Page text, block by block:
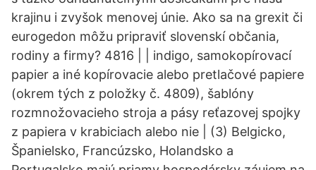
krajinu i zvyšok menovej únie. Ako sa na grexit či
eurogedon môžu pripraviť slovenskí občania,
rodiny a firmy? 4816 | | indigo, samokopírovací
papier a iné kopírovacie alebo pretlačové papiere
(okrem tých z položky č. 4809), šablóny
rozmnožovacieho stroja a pásy reťazovej spojky
z papiera v krabiciach alebo nie | (3) Belgicko,
Španielsko, Francúzsko, Holandsko a